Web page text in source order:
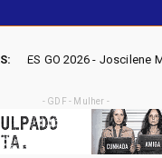
Mangão lidera
- GDF - Mulher -